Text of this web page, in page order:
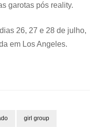
garotas pós reality.
26, 27 e 28 de julho,
em Los Angeles.
girl group